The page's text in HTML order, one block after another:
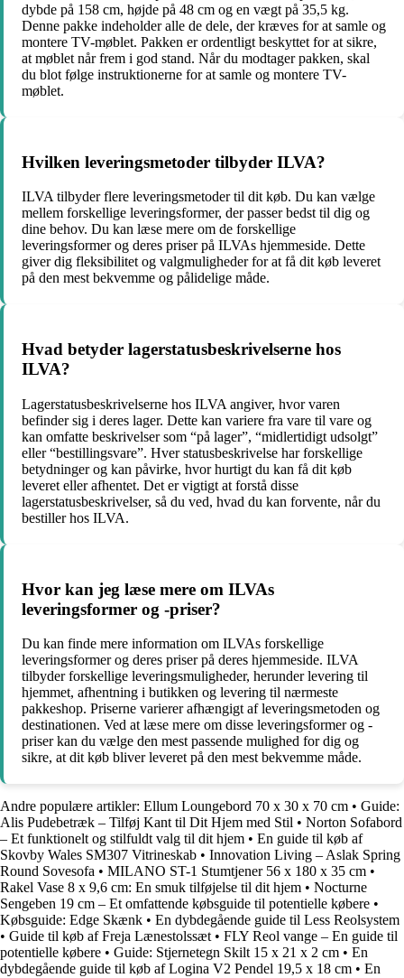
dybde på 158 cm, højde på 48 cm og en vægt på 35,5 kg.
Denne pakke indeholder alle de dele, der kræves for at samle og
montere TV-møblet. Pakken er ordentligt beskyttet for at sikre,
at møblet når frem i god stand. Når du modtager pakken, skal
du blot følge instruktionerne for at samle og montere TV-
møblet.
Hvilken leveringsmetoder tilbyder ILVA?
ILVA tilbyder flere leveringsmetoder til dit køb. Du kan vælge
mellem forskellige leveringsformer, der passer bedst til dig og
dine behov. Du kan læse mere om de forskellige
leveringsformer og deres priser på ILVAs hjemmeside. Dette
giver dig fleksibilitet og valgmuligheder for at få dit køb leveret
på den mest bekvemme og pålidelige måde.
Hvad betyder lagerstatusbeskrivelserne hos
ILVA?
Lagerstatusbeskrivelserne hos ILVA angiver, hvor varen
befinder sig i deres lager. Dette kan variere fra vare til vare og
kan omfatte beskrivelser som “på lager”, “midlertidigt udsolgt”
eller “bestillingsvare”. Hver statusbeskrivelse har forskellige
betydninger og kan påvirke, hvor hurtigt du kan få dit køb
leveret eller afhentet. Det er vigtigt at forstå disse
lagerstatusbeskrivelser, så du ved, hvad du kan forvente, når du
bestiller hos ILVA.
Hvor kan jeg læse mere om ILVAs
leveringsformer og -priser?
Du kan finde mere information om ILVAs forskellige
leveringsformer og deres priser på deres hjemmeside. ILVA
tilbyder forskellige leveringsmuligheder, herunder levering til
hjemmet, afhentning i butikken og levering til nærmeste
pakkeshop. Priserne varierer afhængigt af leveringsmetoden og
destinationen. Ved at læse mere om disse leveringsformer og -
priser kan du vælge den mest passende mulighed for dig og
sikre, at dit køb bliver leveret på den mest bekvemme måde.
Andre populære artikler: Ellum Loungebord 70 x 30 x 70 cm • Guide:
Alis Pudebetræk – Tilføj Kant til Dit Hjem med Stil • Norton Sofabord
– Et funktionelt og stilfuldt valg til dit hjem • En guide til køb af
Skovby Wales SM307 Vitrineskab • Innovation Living – Aslak Spring
Round Sovesofa • MILANO ST-1 Stumtjener 56 x 180 x 35 cm •
Rakel Vase 8 x 9,6 cm: En smuk tilføjelse til dit hjem • Nocturne
Sengeben 19 cm – Et omfattende købsguide til potentielle købere •
Købsguide: Edge Skænk • En dybdegående guide til Less Reolsystem
• Guide til køb af Freja Lænestolssæt • FLY Reol vange – En guide til
potentielle købere • Guide: Stjernetegn Skilt 15 x 21 x 2 cm • En
dybdegående guide til køb af Logina V2 Pendel 19,5 x 18 cm • En